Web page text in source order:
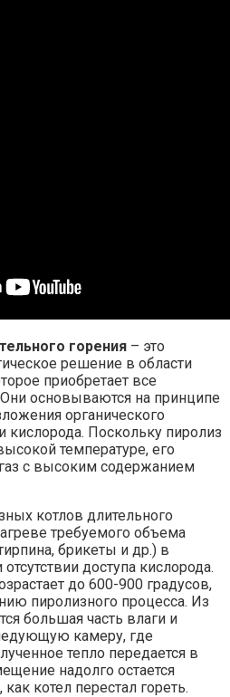
горения – это
решение в области
приобретает все
основываются на принципе
органического
кислорода. Поскольку пиролиз
температуре, его
газ с высоким содержанием
котлов длительного
требуемого объема
брикеты и др.) в
доступа кислорода.
до 600-900 градусов,
пиролизного процесса. Из
большая часть влаги и
камеру, где
тепло передается в
надолго остается
котел перестал гореть.